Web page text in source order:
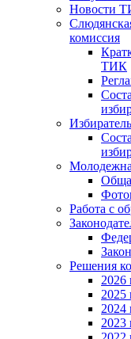
Новости
комиссия
ТИК
Работа с
Решения
2026
2025
2024
2023